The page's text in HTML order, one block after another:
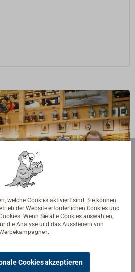
Bootsbauern und
Ihre Fragen und geben die
welche Cookies aktiviert sind. Sie können
der Website erforderlichen Cookies und
Wenn Sie alle Cookies auswählen,
die Analyse und das Aussteuern von
Cookies akzeptieren